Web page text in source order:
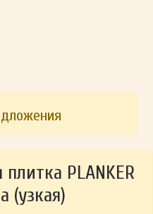
PLANKER
(узкая)